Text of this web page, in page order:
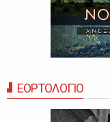
ΕΟΡΤΟΛΟΓΙΟ